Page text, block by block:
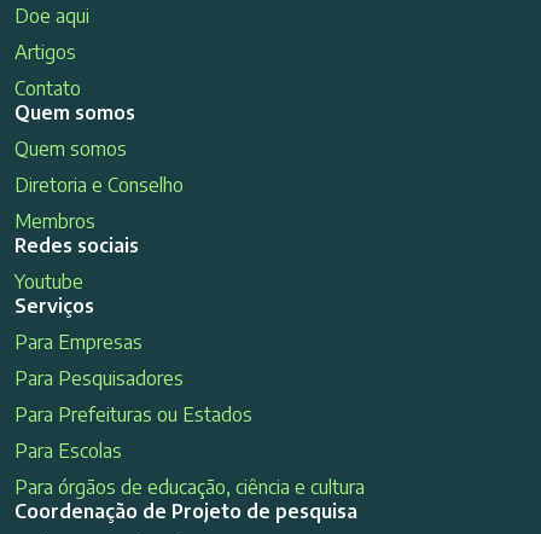
Doe aqui
Artigos
Contato
Quem somos
Quem somos
Diretoria e Conselho
Membros
Redes sociais
Youtube
Serviços
Para Empresas
Para Pesquisadores
Para Prefeituras ou Estados
Para Escolas
Para órgãos de educação, ciência e cultura
Coordenação de Projeto de pesquisa